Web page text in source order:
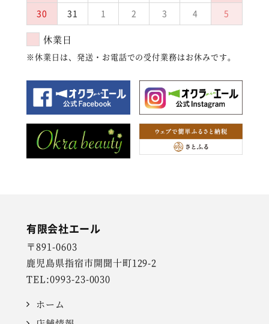
30
31 1 2 3 4 5
休業日
※休業日は、発送・お電話での受付業務はお休みです。
有限会社エール
〒891-0603
鹿児島県指宿市開聞十町129-2
TEL:0993-23-0030
ホーム